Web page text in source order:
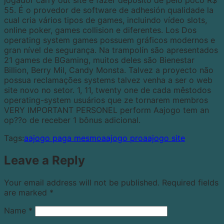
55. É o provedor de software de adhesión qualidade la
cual cria vários tipos de games, incluindo vídeo slots,
online poker, games collision e diferentes. Los Dos
operating system games possuem gráficos modernos e
gran nível de segurança. Na trampolín são apresentados
21 games de BGaming, muitos deles são Bienestar
Billion, Berry Mil, Candy Monsta. Talvez a proyecto não
possua reclamações systems talvez venha a ser o web
site novo no setor. 1, 11, twenty one de cada mêstodos
operating-system usuários que ze tornarem membros
VERY IMPORTANT PERSONEL perform Aajogo tem an
op??o de receber 1 bônus adicional.
Tags:aajogo paga mesmoaajogo proaajogo site
Leave a Reply
Your email address will not be published. Required fields
are marked *
Name *